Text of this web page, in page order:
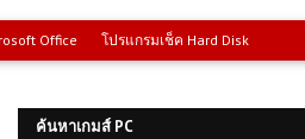
Office โปรแกรมเช็ค Hard Disk
ค้นหาเกมส์ PC